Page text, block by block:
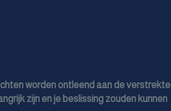
worden ontleend aan de verstrekte
zijn en je beslissing zouden kunnen